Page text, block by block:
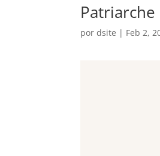
Patriarche
pordsite | Feb 2,